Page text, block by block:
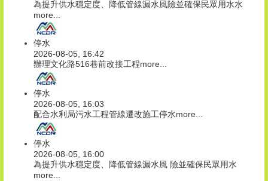
為提升供水穩定度、降低管線漏水風險並確保民眾用水水
more...
停水
2026-08-05, 16:42
辦理文化路516巷前改接工程more...
停水
2026-08-05, 16:03
配合水利局污水工程管線遷改施工停水more...
停水
2026-08-05, 16:00
為提升供水穩定度、降低管線漏水風 險並確保民眾用水
more...